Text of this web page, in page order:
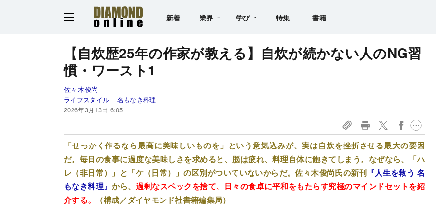
新着 業界 学び 特集 書籍
【自炊歴25年の作家が教える】自炊が続かない人のNG習
慣・ワースト1
佐々木俊尚
ライフスタイル
名もなき料理
2026年3月13日 6:05
「せっかく作るなら最高に美味しいものを」という意気込みが、実は自炊を挫折させる最大の要因
だ。毎日の食事に過度な美味しさを求めると、脳は疲れ、料理自体に飽きてしまう。なぜなら、「ハ
レ（非日常）」と「ケ（日常）」の区別がついていないからだ。佐々木俊尚氏の新刊『人生を救う 名
もなき料理』 から、過剰なスペックを捨て、日々の食卓に平和をもたらす究極のマインドセットを紹
介する。
（構成／ダイヤモンド社書籍編集局）